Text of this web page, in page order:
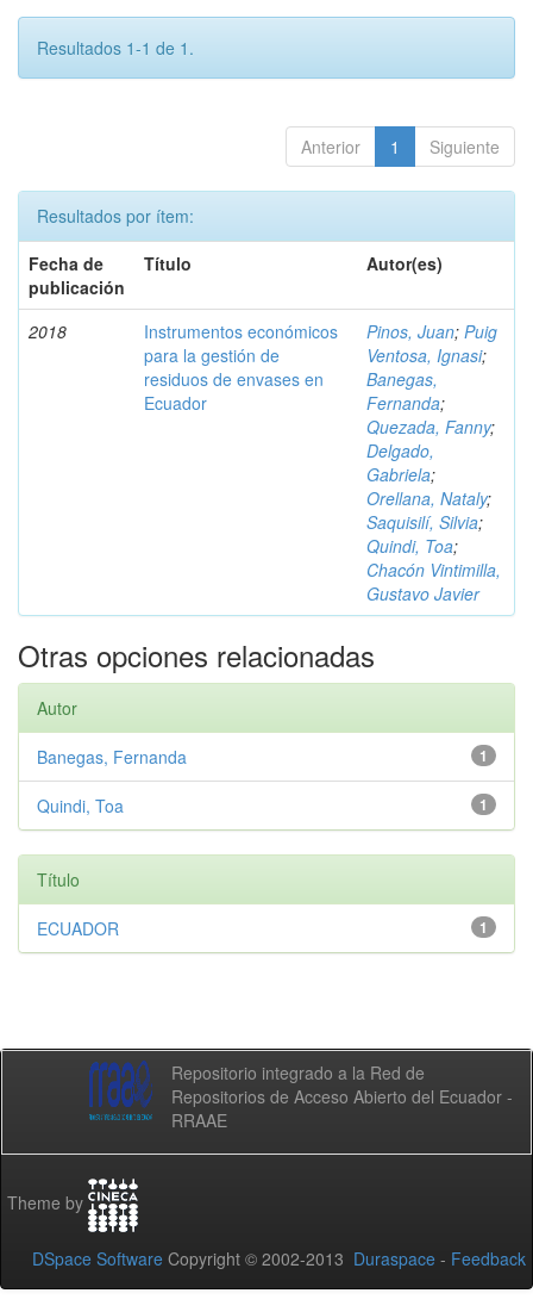
Resultados 1-1 de 1.
Anterior 1 Siguiente
Resultados por ítem:
Fecha de
publicación
Título Autor(es)
2018
Instrumentos económicos
para la gestión de
residuos de envases en
Ecuador
Pinos, Juan; Puig
Ventosa, Ignasi;
Banegas,
Fernanda;
Quezada, Fanny;
Delgado,
Gabriela;
Orellana, Nataly;
Saquisilí, Silvia;
Quindi, Toa;
Chacón Vintimilla,
Gustavo Javier
Otras opciones relacionadas
Autor
1
Banegas, Fernanda
1
Quindi, Toa
Título
1
ECUADOR
Repositorio integrado a la Red de
Repositorios de Acceso Abierto del Ecuador -
RRAAE
Theme by
DSpace Software Copyright © 2002-2013 Duraspace - Feedback